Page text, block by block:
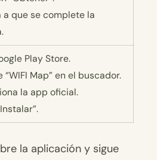
a que se complete la
Play Store.
“WIFI Map” en el buscador.
la app oficial.
la aplicación y sigue